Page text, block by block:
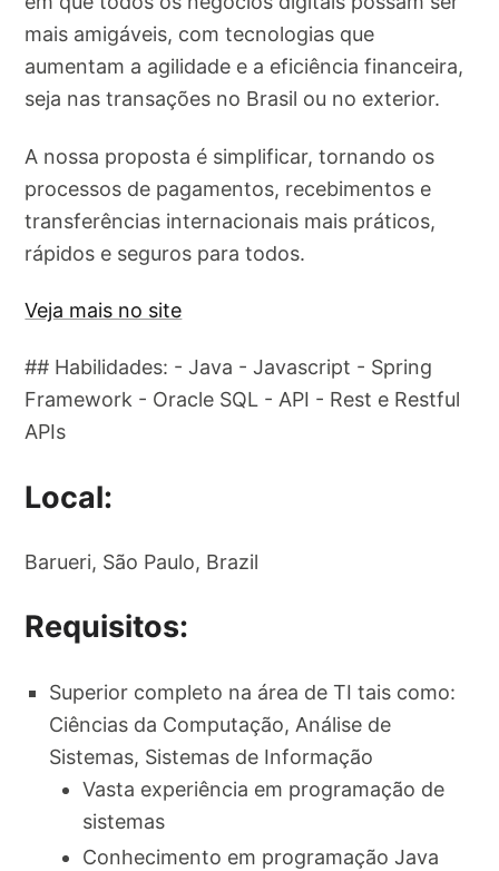
mais amigáveis, com tecnologias que
aumentam a agilidade e a eficiência financeira,
seja nas transações no Brasil ou no exterior.
A nossa proposta é simplificar, tornando os
processos de pagamentos, recebimentos e
transferências internacionais mais práticos,
rápidos e seguros para todos.
Veja mais no site
## Habilidades: - Java - Javascript - Spring
Framework - Oracle SQL - API - Rest e Restful
APIs
Local:
Barueri, São Paulo, Brazil
Requisitos:
Superior completo na área de TI tais como:
Ciências da Computação, Análise de
Sistemas, Sistemas de Informação
Vasta experiência em programação de
sistemas
Conhecimento em programação Java